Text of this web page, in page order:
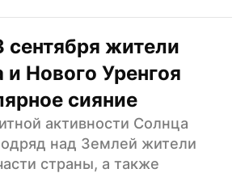
сентября жители
Нового Уренгоя
сияние
активности Солнца
над Землей жители
страны, а также